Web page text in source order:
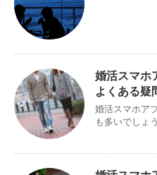
婚活スマホ
よくある疑
婚活スマホア
も多いでしょう